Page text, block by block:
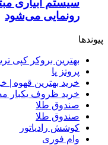
سیستم آبیاری
رونمایی می‌شود
پیوندها
بهترین بروکر کپی
پروتز پا
خرید بهترین قهوه |
خرید ظروف یکبار
صندوق طلا
صندوق طلا
کوشش رادیاتور
وام فوری